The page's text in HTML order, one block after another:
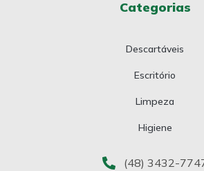
Categorias
Descartáveis
Escritório
Limpeza
Higiene
(48) 3432-